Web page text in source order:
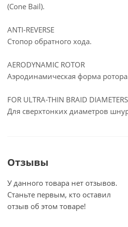
(Cone Bail).
ANTI-REVERSE
Стопор обратного хода.
AERODYNAMIC ROTOR
Аэродинамическая форма
FOR ULTRA-THIN BRAID DIAMETERS
Для сверхтонких диаметров
Отзывы
У данного товара нет отзывов.
Станьте первым, кто оставил
отзыв об этом товаре!